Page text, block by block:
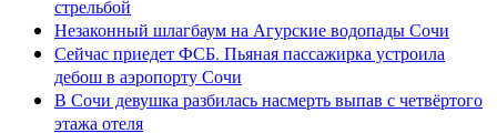
стрельбой
Незаконный шлагбаум на Агурские водопады Сочи
Сейчас приедет ФСБ. Пьяная пассажирка устроила
дебош в аэропорту Сочи
В Сочи девушка разбилась насмерть выпав с четвёртого
этажа отеля